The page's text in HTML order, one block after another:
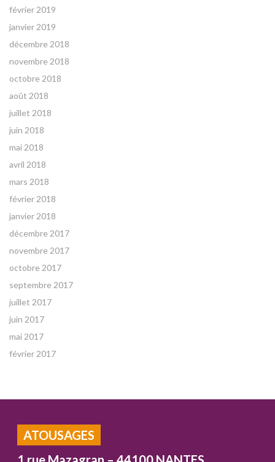
février 2019
janvier 2019
décembre 2018
novembre 2018
octobre 2018
août 2018
juillet 2018
juin 2018
mai 2018
avril 2018
mars 2018
février 2018
janvier 2018
décembre 2017
novembre 2017
octobre 2017
septembre 2017
juillet 2017
juin 2017
mai 2017
février 2017
ATOUSAGES